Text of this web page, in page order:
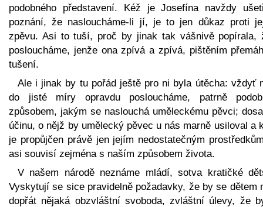
podobného představení. Kéž je Josefína navždy
poznání, že nasloucháme-li jí, je to jen důkaz proti
zpěvu. Asi to tuší, proč by jinak tak vášnivě popírala,
posloucháme, jenže ona zpívá a zpívá, pištěním
tušení.
Ale i jinak by tu pořád ještě pro ni byla útěcha: vždyť
do jisté míry opravdu posloucháme, patrně
způsobem, jakým se naslouchá uměleckému pěvci;
účinu, o nějž by umělecký pěvec u nás marně usiloval a
je propůjčen právě jen jejím nedostatečným
asi souvisí zejména s naším způsobem života.
V našem národě neznáme mládí, sotva kratičké
Vyskytují se sice pravidelně požadavky, že by se dětem
dopřát nějaká obzvláštní svoboda, zvláštní úlevy, že